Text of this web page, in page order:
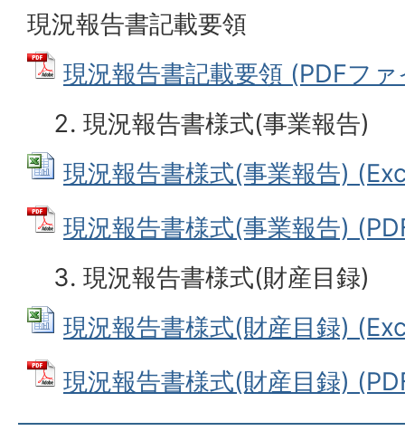
現況報告書記載要領
現況報告書記載要領 (PDFフ
現況報告書様式(事業報告)
現況報告書様式(事業報告)
現況報告書様式(事業報告)
現況報告書様式(財産目録)
現況報告書様式(財産目録)
現況報告書様式(財産目録)